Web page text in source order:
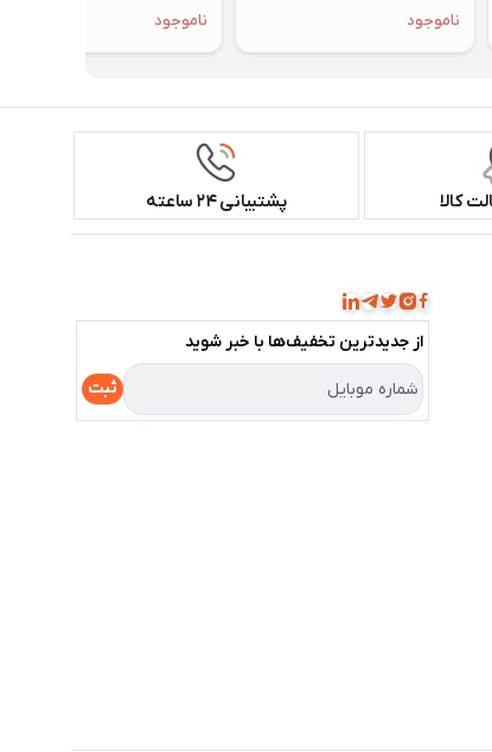
ناموجود ناموجود
کالا پشتیبانی ۲۴ ساعته
از جدید‌ترین تخفیف‌ها با‌ خبر شوید
ثبت